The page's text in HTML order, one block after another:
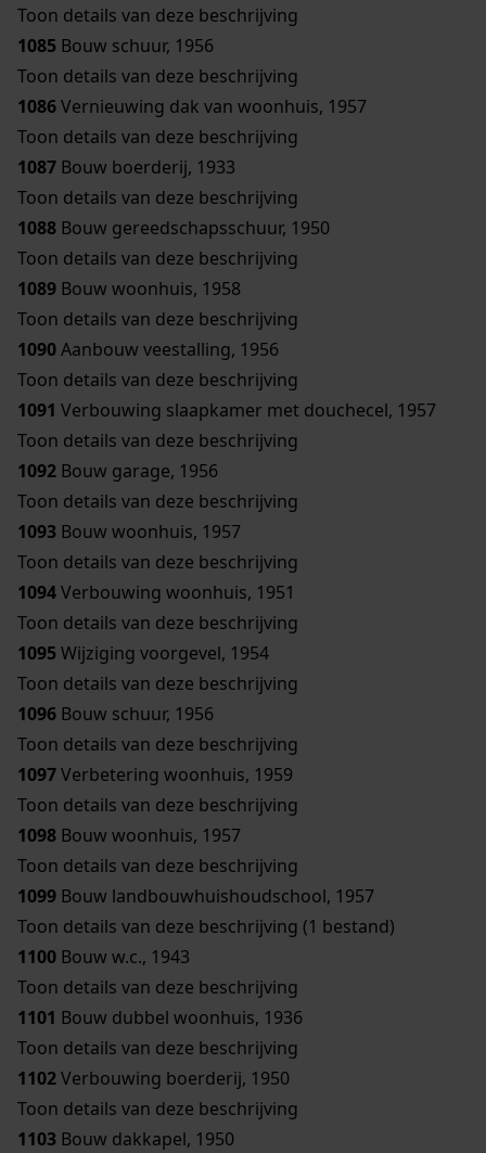
Toon details van deze beschrijving
1085 Bouw schuur, 1956
Toon details van deze beschrijving
1086Vernieuwing dak van woonhuis, 1957
Toon details van deze beschrijving
1087 Bouw boerderij, 1933
Toon details van deze beschrijving
1088 Bouw gereedschapsschuur, 1950
Toon details van deze beschrijving
1089 Bouw woonhuis, 1958
Toon details van deze beschrijving
1090Aanbouw veestalling, 1956
Toon details van deze beschrijving
1091 Verbouwing slaapkamer met douchecel, 1957
Toon details van deze beschrijving
1092 Bouw garage, 1956
Toon details van deze beschrijving
1093 Bouw woonhuis, 1957
Toon details van deze beschrijving
1094Verbouwing woonhuis, 1951
Toon details van deze beschrijving
1095Wijziging voorgevel, 1954
Toon details van deze beschrijving
1096 Bouw schuur, 1956
Toon details van deze beschrijving
1097Verbetering woonhuis, 1959
Toon details van deze beschrijving
1098 Bouw woonhuis, 1957
Toon details van deze beschrijving
1099 Bouw landbouwhuishoudschool, 1957
Toon details van deze beschrijving (1 bestand)
1100 Bouw w.c., 1943
Toon details van deze beschrijving
1101 Bouw dubbel woonhuis, 1936
Toon details van deze beschrijving
1102Verbouwing boerderij, 1950
Toon details van deze beschrijving
1103 Bouw dakkapel, 1950